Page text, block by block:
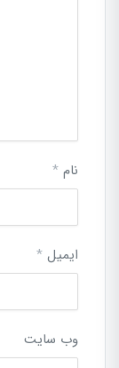
نام *
ایمیل *
وب‌ سایت